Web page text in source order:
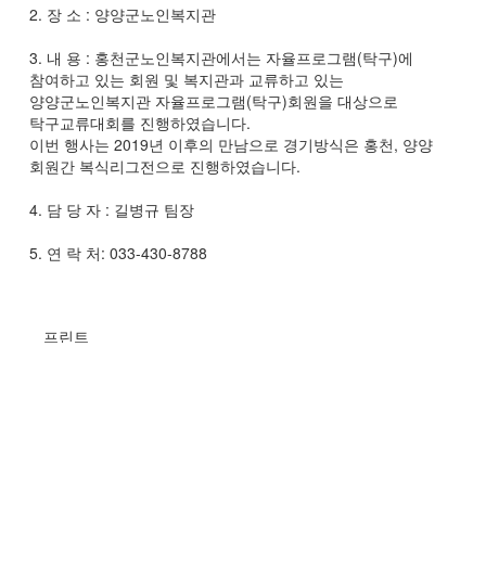
2. 장 소 : 양양군노인복지관
3. 내 용 : 홍천군노인복지관에서는 자율프로그램(탁구)에
참여하고 있는 회원 및 복지관과 교류하고 있는
양양군노인복지관 자율프로그램(탁구)회원을 대상으로
탁구교류대회를 진행하였습니다.
이번 행사는 2019년 이후의 만남으로 경기방식은 홍천, 양양
회원간 복식리그전으로 진행하였습니다.
4. 담 당 자 : 길병규 팀장
5. 연 락 처: 033-430-8788
프린트